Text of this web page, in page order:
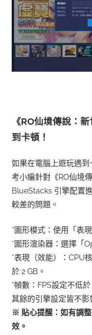
《RO仙境傳說：
到卡頓！
如果在電腦上遊玩遇
考小編針對《RO仙境
BlueStacks 引擎配置
較差的問題。
*圖形模式：使用「表
*圖形渲染器：選擇「
*表現（效能）：CPU
於 2 GB。
*幀數：FPS設定不低於
其餘的引擎設定皆不影
※ 貼心提醒：如有調
效。